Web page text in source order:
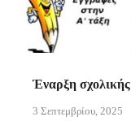
Έναρξη
3 Σεπτεμβρίου, 2025